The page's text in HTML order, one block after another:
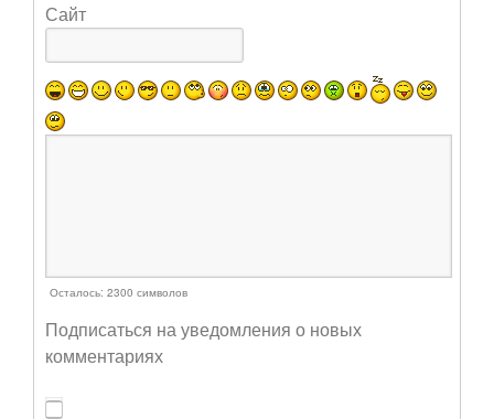
Сайт
Осталось: 2300 символов
Подписаться на уведомления о новых
комментариях